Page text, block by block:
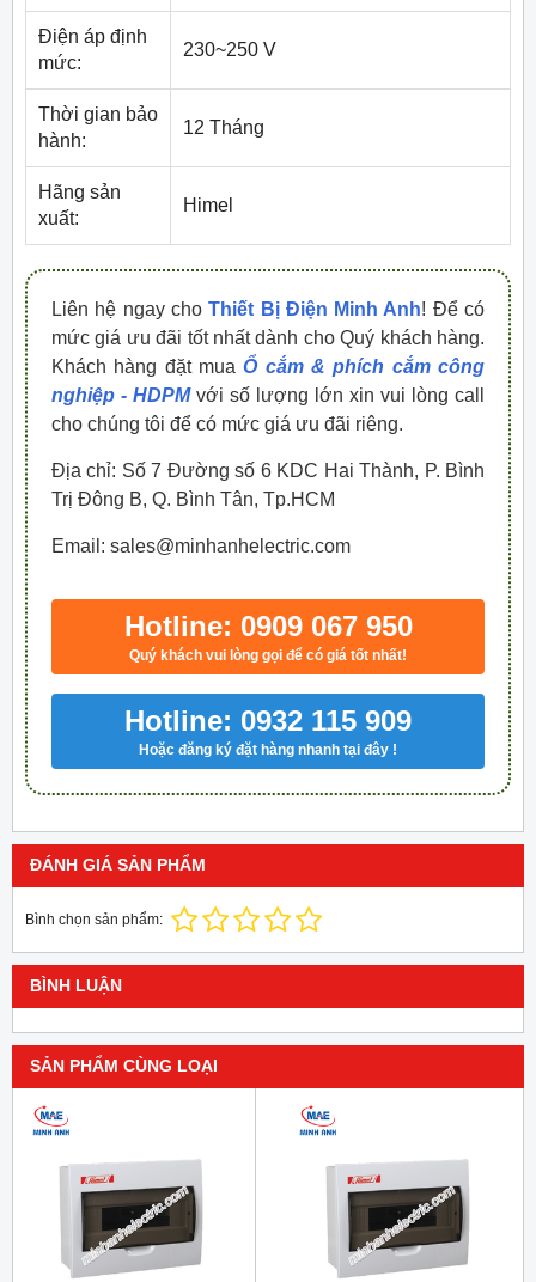
Điện áp định
mức:
230~250 V
Thời gian bảo
hành:
12 Tháng
Hãng sản
xuất:
Himel
Liên hệ ngay choThiết Bị Điện Minh Anh! Để có
mức giá ưu đãi tốt nhất dành cho Quý khách hàng.
Khách hàng đặt muaỔ cắm & phích cắm công
nghiệp - HDPM với số lượng lớn xin vui lòng call
cho chúng tôi để có mức giá ưu đãi riêng.
Địa chỉ: Số 7 Đường số 6 KDC Hai Thành, P. Bình
Trị Đông B, Q. Bình Tân, Tp.HCM
Email: sales@minhanhelectric.com
Hotline: 0909 067 950
Quý khách vui lòng gọi để có giá tốt nhất!
Hotline: 0932 115 909
Hoặc đăng ký đặt hàng nhanh tại đây !
ĐÁNH GIÁ SẢN PHẨM
Bình chọn sản phẩm:
BÌNH LUẬN
SẢN PHẨM CÙNG LOẠI